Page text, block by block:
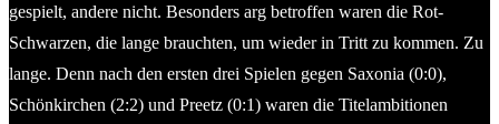
gespielt, andere nicht. Besonders arg betroffen waren die Rot-
Schwarzen, die lange brauchten, um wieder in Tritt zu kommen. Zu
lange. Denn nach den ersten drei Spielen gegen Saxonia (0:0),
Schönkirchen (2:2) und Preetz (0:1) waren die Titelambitionen